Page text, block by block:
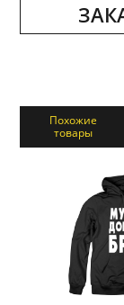
Похожие
товары